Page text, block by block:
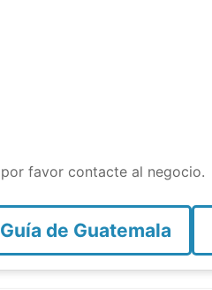
favor contacte al negocio.
Guía de Guatemala